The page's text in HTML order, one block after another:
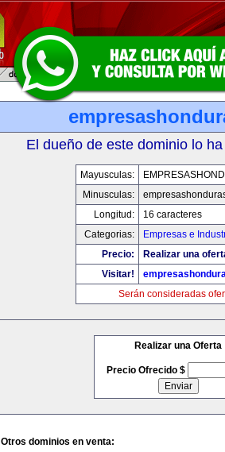
El dueño de este dominio lo
Mayusculas:
Minusculas:
Longitud:
16 caracteres
Categorias:
Empresas e
Precio:
Realizar una
Visitar!
Serán consideradas
Realizar una Oferta
Precio Ofrecido $
Otros dominios en venta: